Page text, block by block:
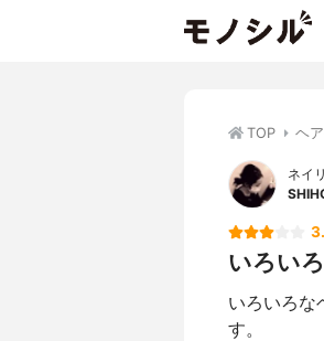
TOP ヘ
ネイ
いろい
いろいろな
す。